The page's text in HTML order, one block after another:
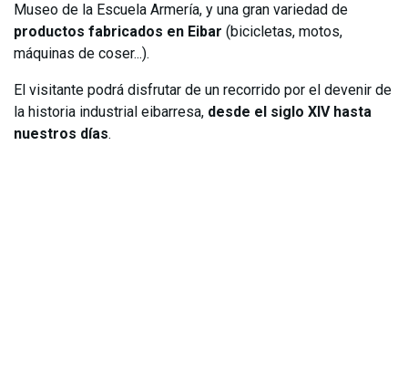
Museo de la Escuela Armería, y una gran variedad de
productos fabricados en Eibar (bicicletas, motos,
máquinas de coser...).
El visitante podrá disfrutar de un recorrido por el devenir de
la historia industrial eibarresa, desde el siglo XIV hasta
nuestros días.